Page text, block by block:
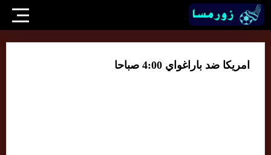
امريكا ضد باراغواي 4:00 صباحا